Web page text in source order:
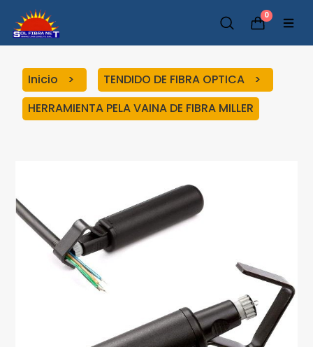
0
Inicio
TENDIDO DE FIBRA OPTICA
HERRAMIENTA PELA VAINA DE FIBRA MILLER